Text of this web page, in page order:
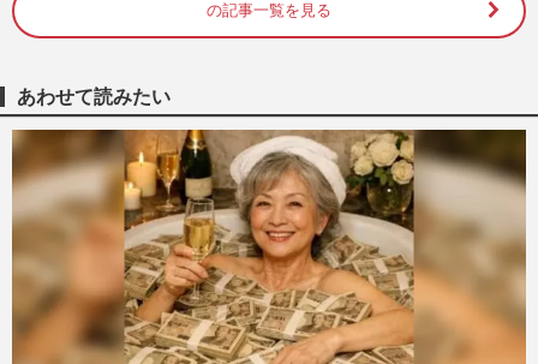
《子ども食堂のリアル》全国に約9000か所
にまで増加、彼氏を連れてくるシングルマ
週刊女性2024年2月20日・27日合併号
4歳の娘を“毒殺”容疑で逮捕された資産家
夫妻・細谷健一容疑者（43）、志保容疑者
（37）が経営する浅草の…
週刊女性PRIME 2024/2/15
物価高騰で急増する子どもへの「困窮虐
待」、親が働きづめの間に子どもは無自覚
のネグレクト状態に、経済不…
の記事一覧を見る
あわせて読みたい